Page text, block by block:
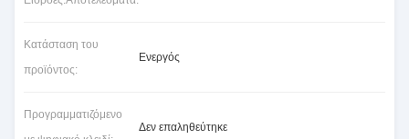
Κατάσταση του
προϊόντος:
Ενεργός
Προγραμματιζόμενο
Δεν επαληθεύτηκε